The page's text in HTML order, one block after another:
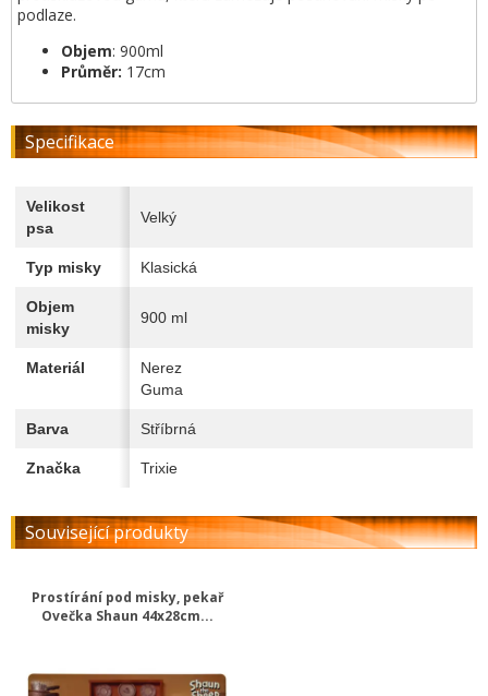
podlaze.
Objem: 900ml
Průměr: 17cm
Specifikace
Velikost
psa
Velký
Typ misky Klasická
Objem
misky
900 ml
Materiál
Nerez
Guma
Barva Stříbrná
Značka Trixie
Související produkty
Prostírání pod misky, pekař
Ovečka Shaun 44x28cm...